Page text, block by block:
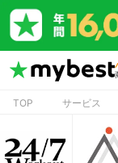
TOP サービス